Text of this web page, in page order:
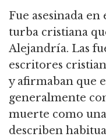
Fue asesinada en
turba cristiana
Alejandría. Las
escritores
y afirmaban que
generalmente
muerte como
describen